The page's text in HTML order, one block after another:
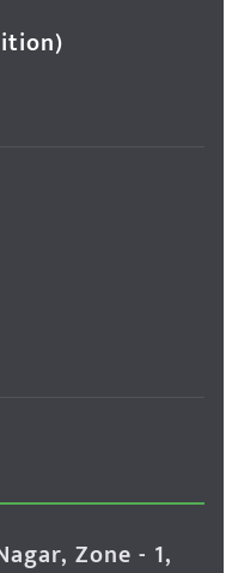
Zone - 1,